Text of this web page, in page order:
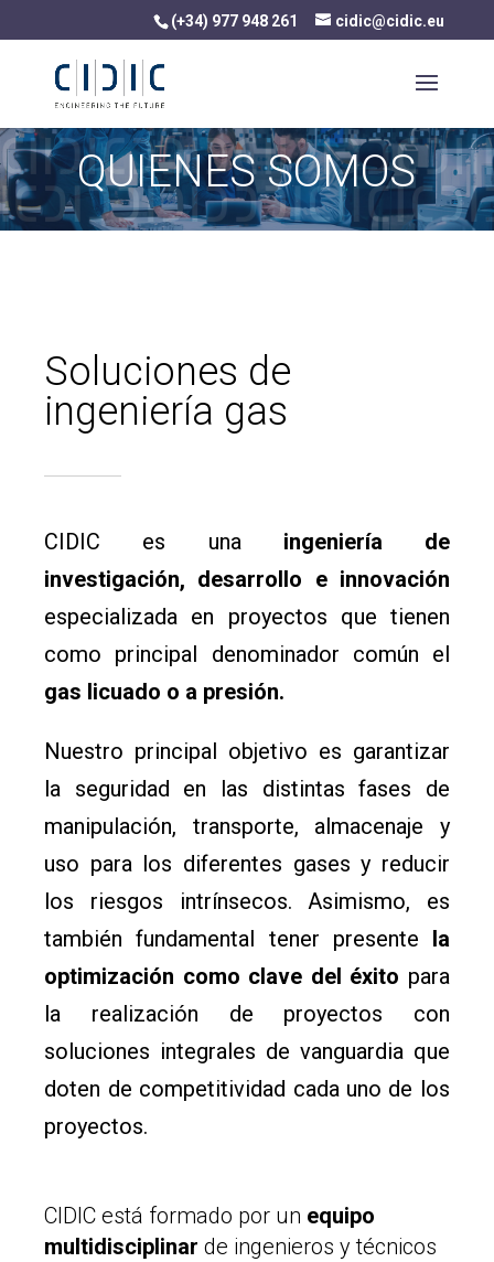
(+34) 977 948 261 cidic@cidic.eu
QUIENES SOMOS
Soluciones de
ingeniería gas
CIDIC es una ingeniería de
investigación, desarrollo e innovación
especializada en proyectos que tienen
como principal denominador común el
gas licuado o a presión.
Nuestro principal objetivo es garantizar
la seguridad en las distintas fases de
manipulación, transporte, almacenaje y
uso para los diferentes gases y reducir
los riesgos intrínsecos. Asimismo, es
también fundamental tener presente la
optimización como clave del éxito para
la realización de proyectos con
soluciones integrales de vanguardia que
doten de competitividad cada uno de los
proyectos.
CIDIC está formado por un equipo
multidisciplinar de ingenieros y técnicos